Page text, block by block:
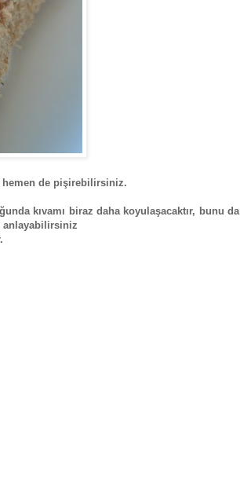
hemen de pişirebilirsiniz.
kıvamı biraz daha koyulaşacaktır, bunu da
anlayabilirsiniz